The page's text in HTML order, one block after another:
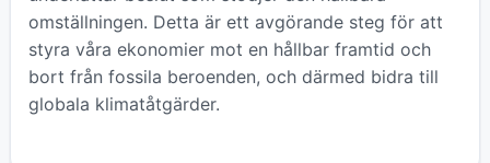
omställningen. Detta är ett avgörande steg för att
styra våra ekonomier mot en hållbar framtid och
bort från fossila beroenden, och därmed bidra till
globala klimatåtgärder.